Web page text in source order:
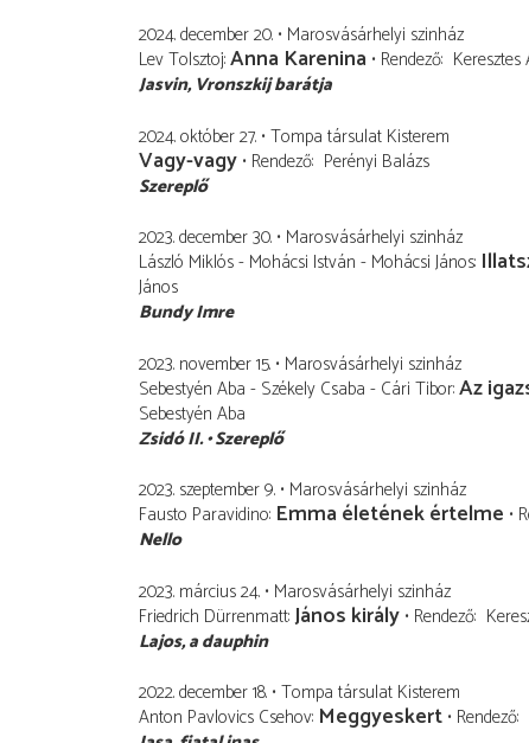
2024. december 20. Marosvásárhelyi szinház
Lev Tolsztoj Anna Karenina Rendező Keresztes
Jasvin Vronszkij barátja
2024. október 27. Tompa társulat Kisterem
Vagy-vagy Rendező Perényi Balázs
Szereplő
2023. december 30. Marosvásárhelyi szinház
László Miklós - Mohácsi István - Mohácsi János
János
Bundy Imre
2023. november 15. Marosvásárhelyi szinház
Sebestyén Aba - Székely Csaba - Cári Tibor Az
Sebestyén Aba
Zsidó II. Szereplő
2023. szeptember 9. Marosvásárhelyi szinház
Fausto Paravidino Emma életének értelme
Nello
2023. március 24. Marosvásárhelyi szinház
Friedrich Dürrenmatt János király Rendező
Lajos a dauphin
2022. december 18. Tompa társulat Kisterem
Anton Pavlovics Csehov Meggyeskert Rendező